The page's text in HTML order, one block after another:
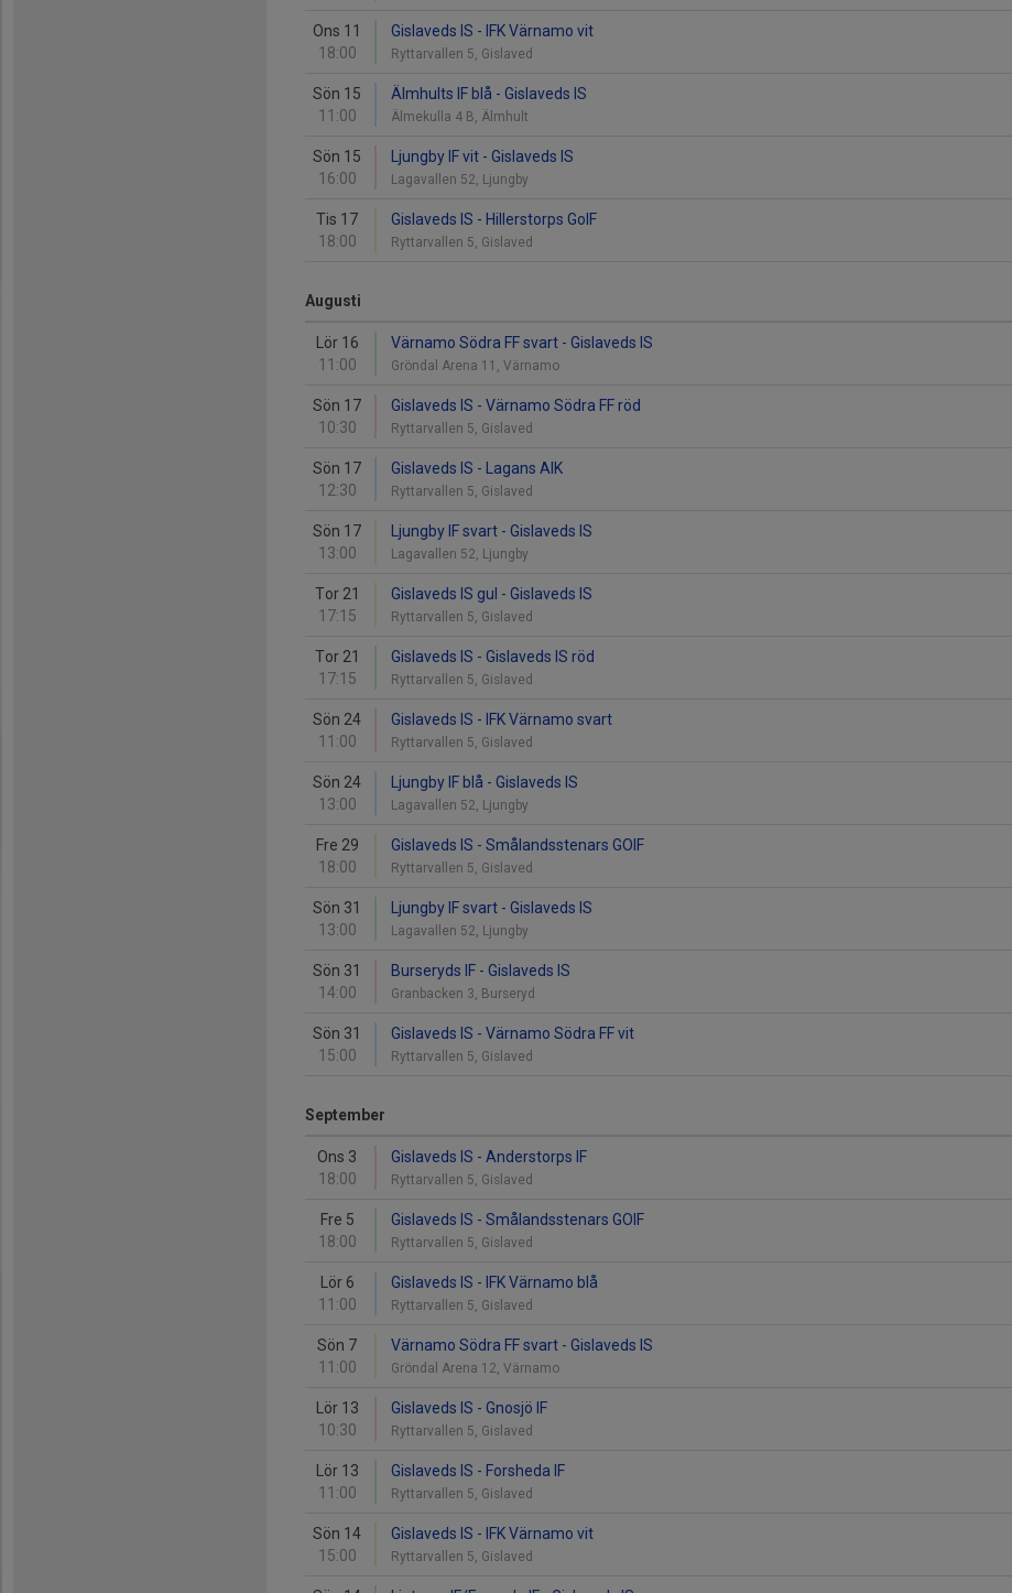
Ons 11
18:00
Gislaveds IS - IFK Värnamo vit
Ryttarvallen 5, Gislaved
Sön 15
11:00
Älmhults IF blå - Gislaveds IS
Älmekulla 4 B, Älmhult
Sön 15
16:00
Ljungby IF vit - Gislaveds IS
Lagavallen 52, Ljungby
Tis 17
18:00
Gislaveds IS - Hillerstorps GoIF
Ryttarvallen 5, Gislaved
Augusti
Lör 16
11:00
Värnamo Södra FF svart - Gislaveds IS
Gröndal Arena 11, Värnamo
Sön 17
10:30
Gislaveds IS - Värnamo Södra FF röd
Ryttarvallen 5, Gislaved
Sön 17
12:30
Gislaveds IS - Lagans AIK
Ryttarvallen 5, Gislaved
Sön 17
13:00
Ljungby IF svart - Gislaveds IS
Lagavallen 52, Ljungby
Tor 21
17:15
Gislaveds IS gul - Gislaveds IS
Ryttarvallen 5, Gislaved
Tor 21
17:15
Gislaveds IS - Gislaveds IS röd
Ryttarvallen 5, Gislaved
Sön 24
11:00
Gislaveds IS - IFK Värnamo svart
Ryttarvallen 5, Gislaved
Sön 24
13:00
Ljungby IF blå - Gislaveds IS
Lagavallen 52, Ljungby
Fre 29
18:00
Gislaveds IS - Smålandsstenars GOIF
Ryttarvallen 5, Gislaved
Sön 31
13:00
Ljungby IF svart - Gislaveds IS
Lagavallen 52, Ljungby
Sön 31
14:00
Burseryds IF - Gislaveds IS
Granbacken 3, Burseryd
Sön 31
15:00
Gislaveds IS - Värnamo Södra FF vit
Ryttarvallen 5, Gislaved
September
Ons 3
18:00
Gislaveds IS - Anderstorps IF
Ryttarvallen 5, Gislaved
Fre 5
18:00
Gislaveds IS - Smålandsstenars GOIF
Ryttarvallen 5, Gislaved
Lör 6
11:00
Gislaveds IS - IFK Värnamo blå
Ryttarvallen 5, Gislaved
Sön 7
11:00
Värnamo Södra FF svart - Gislaveds IS
Gröndal Arena 12, Värnamo
Lör 13
10:30
Gislaveds IS - Gnosjö IF
Ryttarvallen 5, Gislaved
Lör 13
11:00
Gislaveds IS - Forsheda IF
Ryttarvallen 5, Gislaved
Sön 14
15:00
Gislaveds IS - IFK Värnamo vit
Ryttarvallen 5, Gislaved